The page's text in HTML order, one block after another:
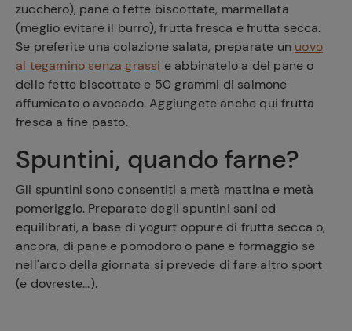
zucchero), pane o fette biscottate, marmellata
(meglio evitare il burro), frutta fresca e frutta secca.
Se preferite una colazione salata, preparate un uovo
al tegamino senza grassi e abbinatelo a del pane o
delle fette biscottate e 50 grammi di salmone
affumicato o avocado. Aggiungete anche qui frutta
fresca a fine pasto.
Spuntini, quando farne?
Gli spuntini sono consentiti a metà mattina e metà
pomeriggio. Preparate degli spuntini sani ed
equilibrati, a base di yogurt oppure di frutta secca o,
ancora, di pane e pomodoro o pane e formaggio se
nell'arco della giornata si prevede di fare altro sport
(e dovreste...).